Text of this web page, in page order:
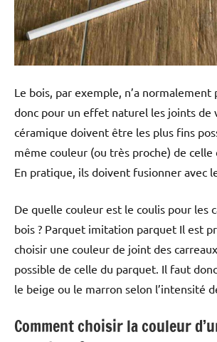
Le bois, par exemple, n’a normalement
donc pour un effet naturel les joints de
céramique doivent être les plus fins
même couleur (ou très proche) de celle
En pratique, ils doivent fusionner avec
De quelle couleur est le coulis pour les
bois ? Parquet imitation parquet Il est
choisir une couleur de joint des
possible de celle du parquet. Il faut
le beige ou le marron selon l’intensité
Comment choisir la couleur